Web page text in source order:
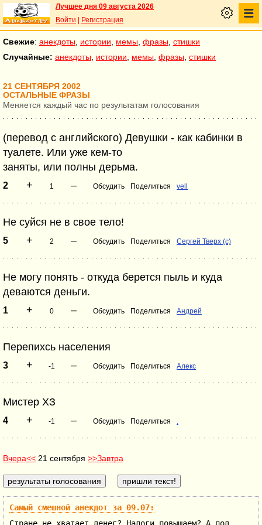
Лучшее дня 09 августа 2026
Войти
Регистрация
Свежие: анекдоты истории мемы фразы стишки
Случайные: анекдоты истории мемы фразы стишки
21 СЕНТЯБРЯ 2002
ОСТАЛЬНЫЕ ФРАЗЫ
Меняется каждый час по результатам голосования
(перевод с английского) Девушки - как кабинки в
туалете. Или уже кем-то
заняты, или полны дерьма.
2 + 1 – Обсудить Поделиться vell
Не суйся не в свое тело!
5 + 2 – Обсудить Поделиться Сергей Тверх (с)
Не могу понять - откуда берется пыль и куда
деваются деньги.
1 + 0 – Обсудить Поделиться Андрей
Перепихсь населения
3 + -1 – Обсудить Поделиться Алекс
Мистер ХЗ
4 + -1 – Обсудить Поделиться .
Вчера<< 21 сентября >>Завтра
Самый смешной анекдот за 09.07: